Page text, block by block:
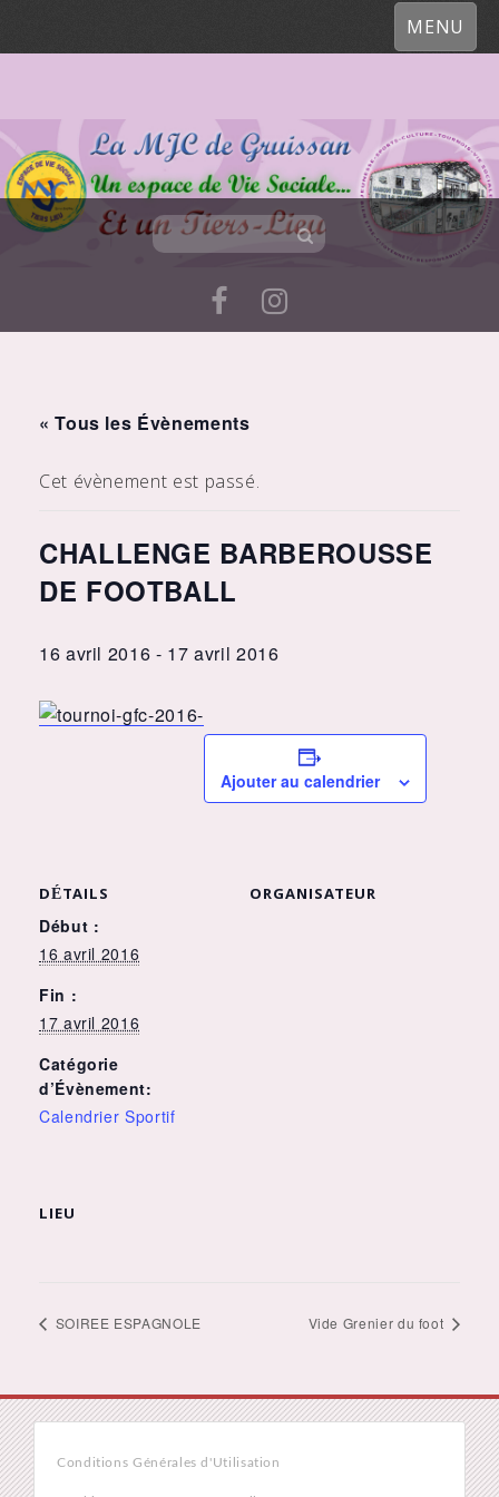
MENU
« Tous les Évènements
Cet évènement est passé.
CHALLENGE BARBEROUSSE
DE FOOTBALL
16 avril 2016 - 17 avril 2016
Ajouter au calendrier
DÉTAILS
Début :
16 avril 2016
Fin :
17 avril 2016
Catégorie
d’Évènement:
Calendrier Sportif
ORGANISATEUR
LIEU
SOIREE ESPAGNOLE Vide Grenier du foot
Conditions Générales d'Utilisation